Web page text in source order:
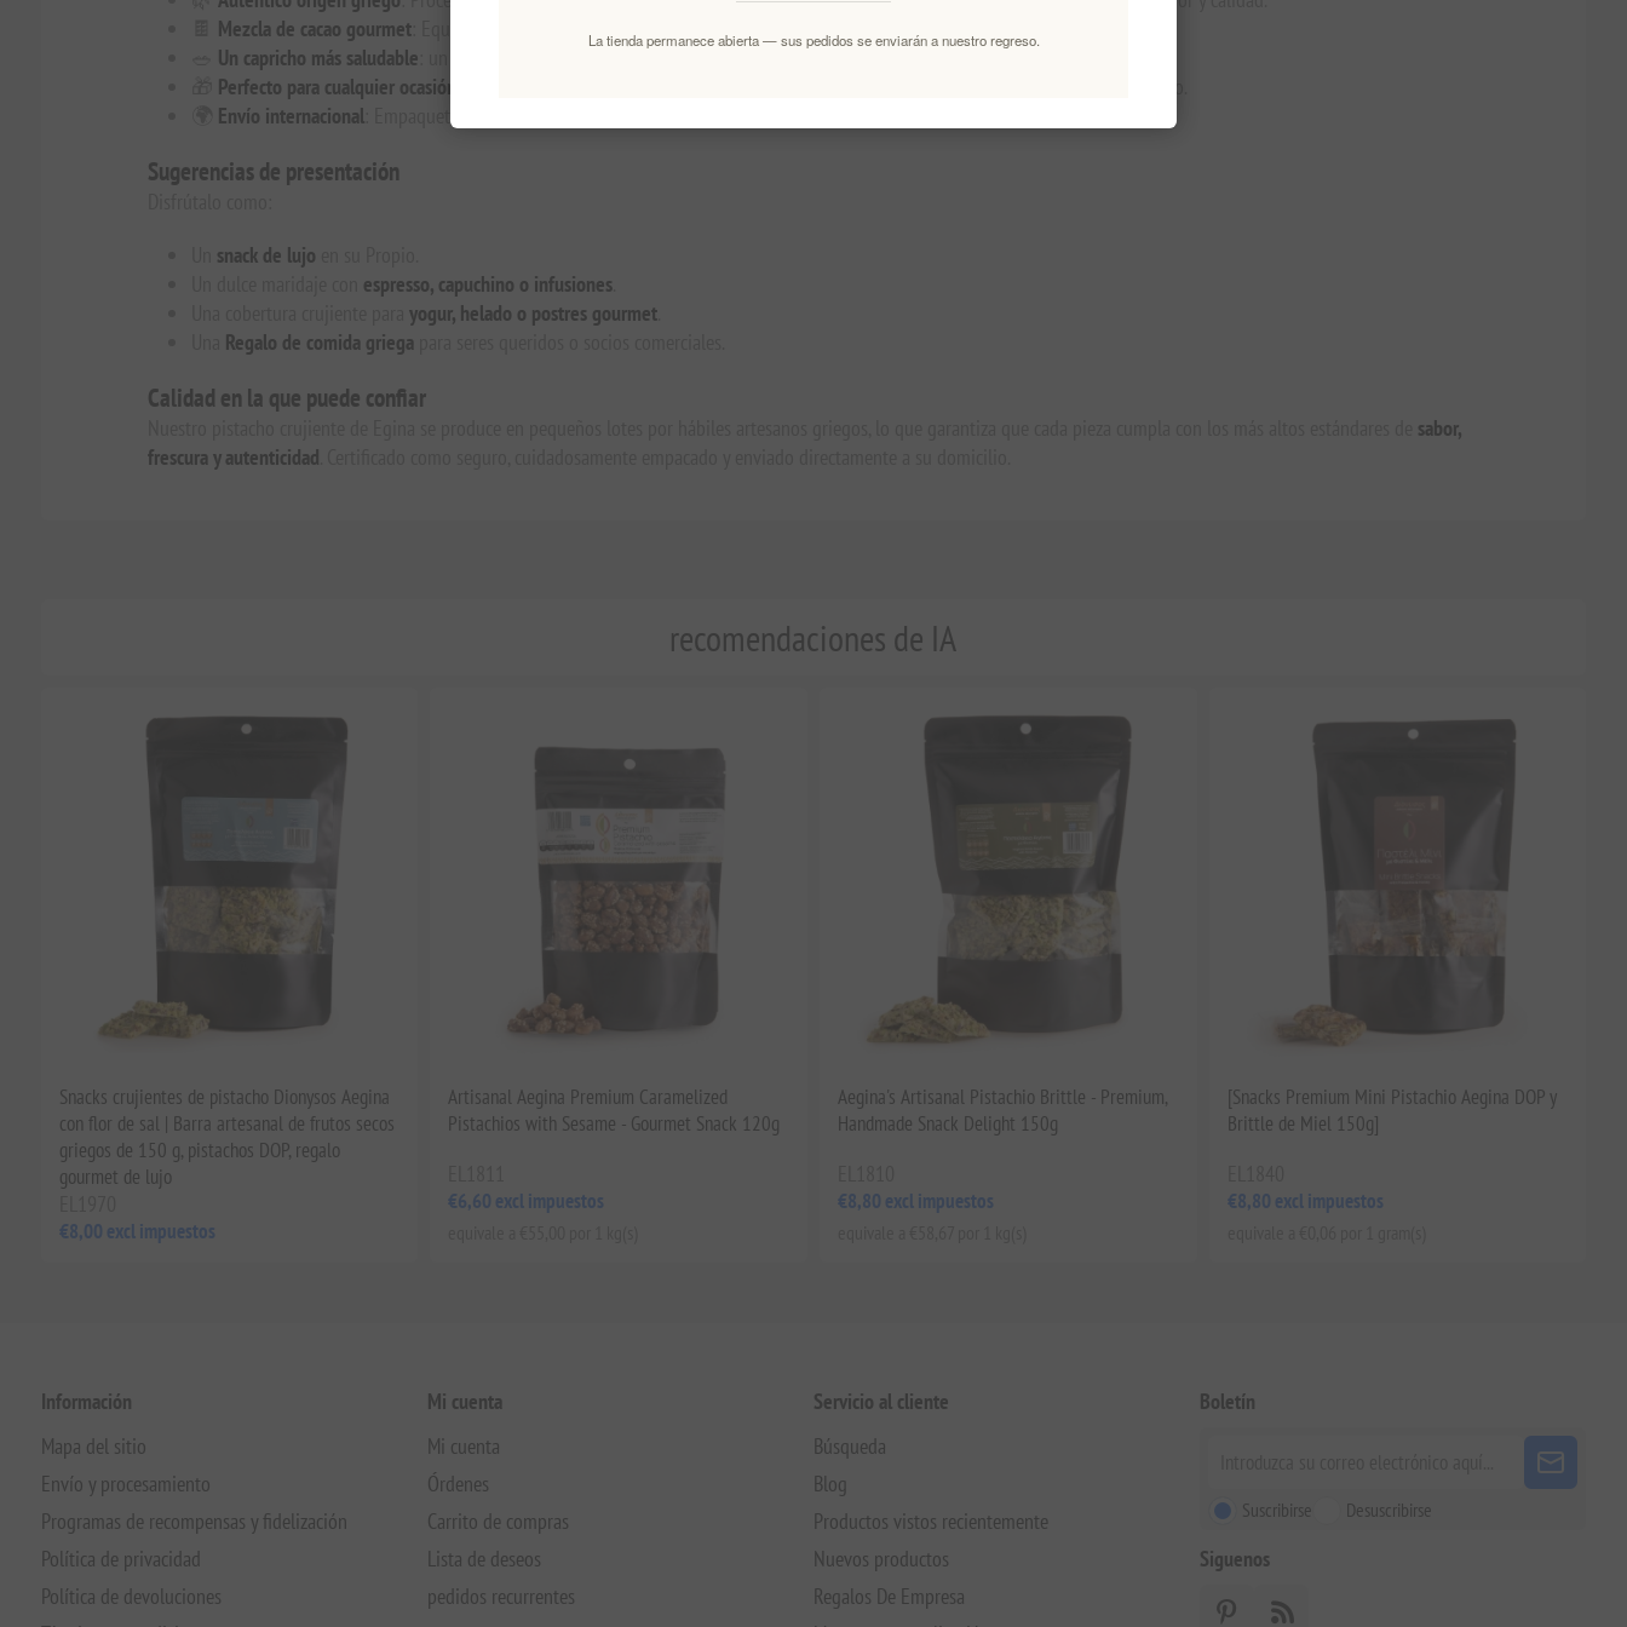
Mezcla de cacao gourmet: Equilibrada con cacao premium Cacao para un sabor rico y satisfactorio.
Un capricho más saludable : un refrigerio natural, rico en proteínas, vegano y sin gluten.
Perfecto para cualquier ocasión
Envío internacional: Empaquetado cuidadosamente para conservar la frescura, disponible en todo el mundo.
Sugerencias de presentación
snack de lujo
espresso, capuchino o infusiones.
yogur, helado o postres gourmet.
Regalo de comida griega
Calidad en la que puede confiar
sabor,
frescura y autenticidad
recomendaciones de IA
Snacks crujientes de pistacho Dionysos Aegina
con flor de sal | Barra artesanal de frutos secos
griegos de 150 g, pistachos DOP, regalo
gourmet de lujo
€8,00 excl impuestos
Artisanal Aegina Premium Caramelized
Pistachios with Sesame - Gourmet Snack 120g
€6,60 excl impuestos
Aegina's Artisanal Pistachio Brittle - Premium,
Handmade Snack Delight 150g
€8,80 excl impuestos
[Snacks Premium Mini Pistachio Aegina DOP y
Brittle de Miel 150g]
€8,80 excl impuestos
Información
Mapa del sitio
Envío y procesamiento
Programas de recompensas y fidelización
Política de privacidad
Política de devoluciones
Mi cuenta
Mi cuenta
Órdenes
Carrito de compras
Lista de deseos
pedidos recurrentes
Servicio al cliente
Búsqueda
Blog
Productos vistos recientemente
Nuevos productos
Regalos De Empresa
Boletín
Suscribirse Desuscribirse
Siguenos
La tienda permanece abierta — sus pedidos se enviarán a nuestro regreso.